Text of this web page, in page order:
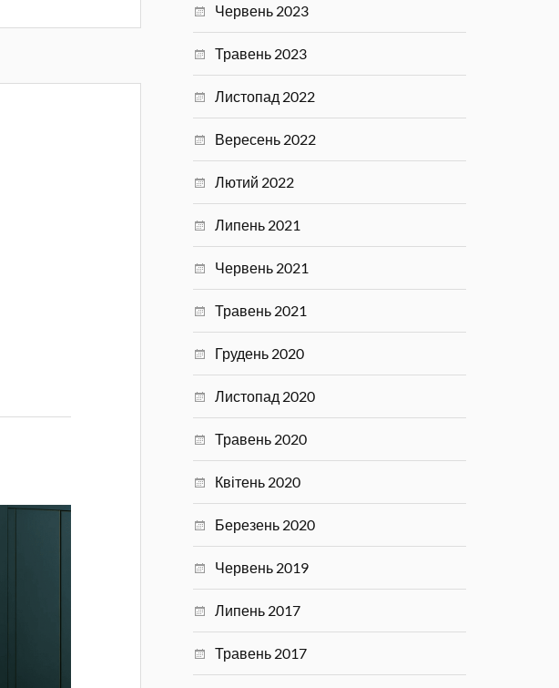
Червень 2023
Травень 2023
Листопад 2022
Вересень 2022
Лютий 2022
Липень 2021
Червень 2021
Травень 2021
Грудень 2020
Листопад 2020
Травень 2020
Квітень 2020
Березень 2020
Червень 2019
Липень 2017
Травень 2017